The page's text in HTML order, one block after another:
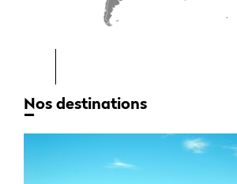
Nos destinations